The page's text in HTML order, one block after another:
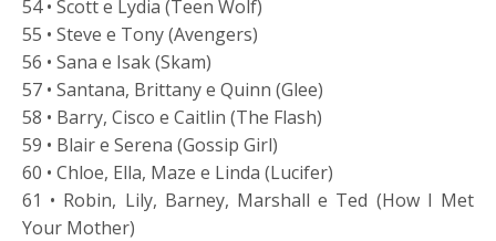
54 • Scott e Lydia (Teen Wolf)
55 • Steve e Tony (Avengers)
56 • Sana e Isak (Skam)
57 • Santana, Brittany e Quinn (Glee)
58 • Barry, Cisco e Caitlin (The Flash)
59 • Blair e Serena (Gossip Girl)
60 • Chloe, Ella, Maze e Linda (Lucifer)
61 • Robin, Lily, Barney, Marshall e Ted (How I Met
Your Mother)